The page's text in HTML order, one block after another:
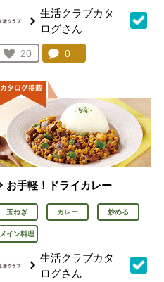
生活クラブカタ
ログさん
お気に入り登録：
20
人が登録
コメント：
0件。コメントを見る。
お手軽！ドライカレー
玉ねぎ カレー 炒める
メイン料理
生活クラブカタ
ログさん